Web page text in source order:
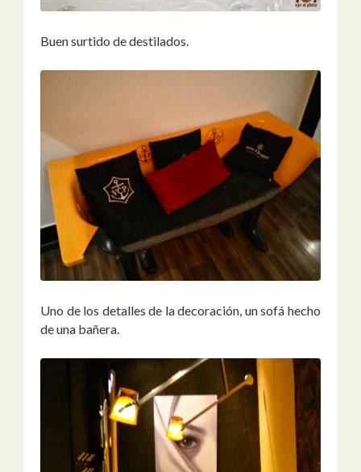
Buen surtido de destilados.
Uno de los detalles de la decoración, un sofá hecho
de una bañera.